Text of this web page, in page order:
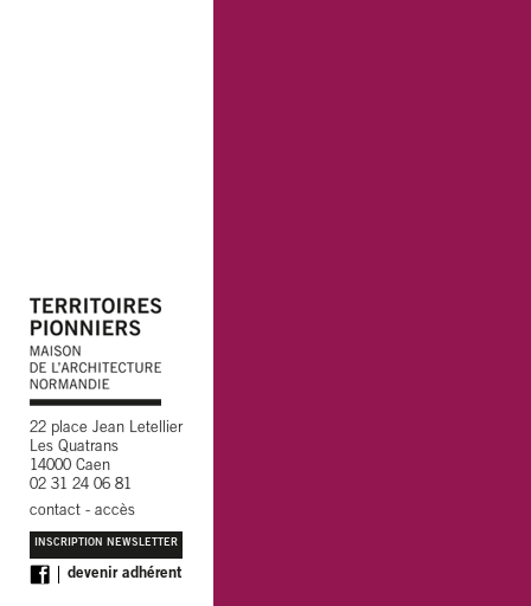
22 place Jean Letellier
Les Quatrans
14000 Caen
02 31 24 06 81
contact - accès
INSCRIPTION NEWSLETTER
devenir adhérent